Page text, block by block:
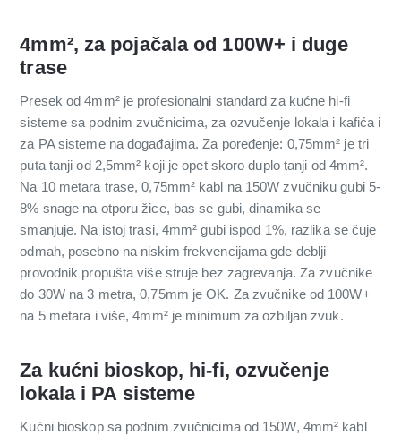
4mm², za pojačala od 100W+ i duge
trase
Presek od 4mm² je profesionalni standard za kućne hi-fi
sisteme sa podnim zvučnicima, za ozvučenje lokala i kafića i
za PA sisteme na događajima. Za poređenje: 0,75mm² je tri
puta tanji od 2,5mm² koji je opet skoro duplo tanji od 4mm².
Na 10 metara trase, 0,75mm² kabl na 150W zvučniku gubi 5-
8% snage na otporu žice, bas se gubi, dinamika se
smanjuje. Na istoj trasi, 4mm² gubi ispod 1%, razlika se čuje
odmah, posebno na niskim frekvencijama gde deblji
provodnik propušta više struje bez zagrevanja. Za zvučnike
do 30W na 3 metra, 0,75mm je OK. Za zvučnike od 100W+
na 5 metara i više, 4mm² je minimum za ozbiljan zvuk.
Za kućni bioskop, hi-fi, ozvučenje
lokala i PA sisteme
Kućni bioskop sa podnim zvučnicima od 150W, 4mm² kabl